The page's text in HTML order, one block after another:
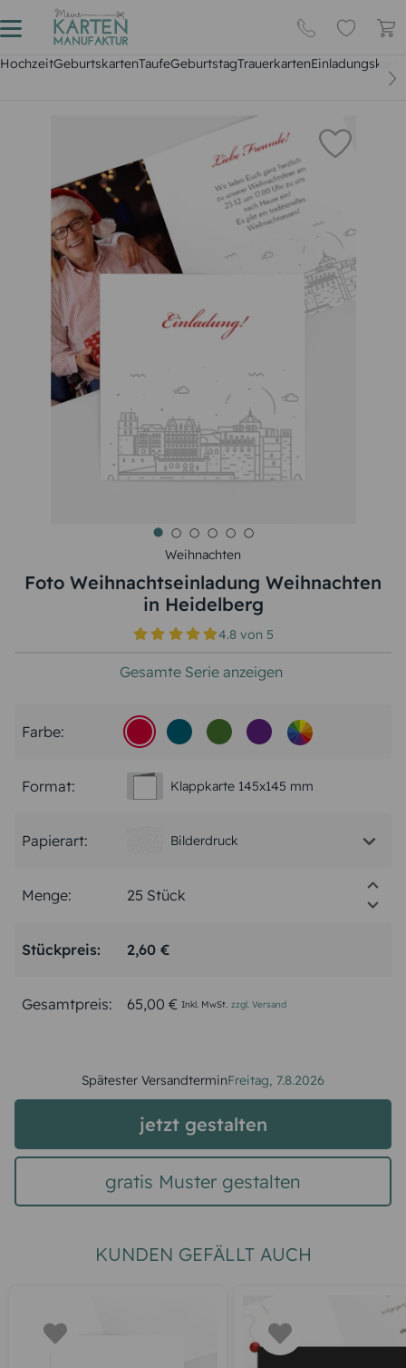
HochzeitGeburtskartenTaufeGeburtstagTrauerkarten
Weihnachten
Foto Weihnachtseinladung Weihnachten
in Heidelberg
4.8 von5
Gesamte Serie anzeigen
Farbe:
Format: Klappkarte 145x145 mm
Papierart: Bilderdruck
Menge:
Stückpreis: 2,60 €
Gesamtpreis: 65,00 € Inkl. MwSt. zzgl. Versand
Spätester VersandterminFreitag, 7.8.2026
jetzt gestalten
gratis Muster gestalten
KUNDEN GEFÄLLT AUCH